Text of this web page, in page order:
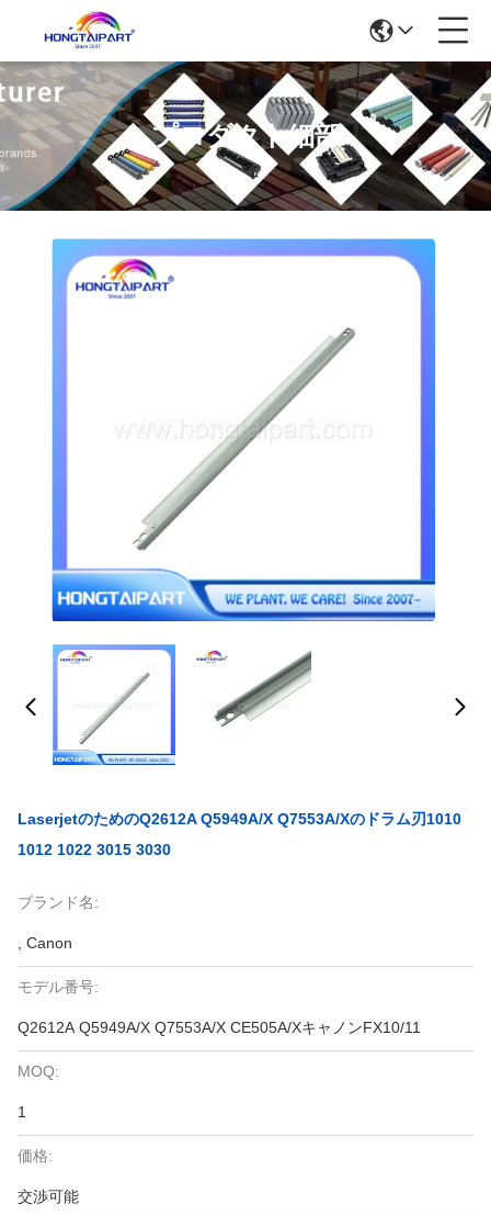
プロダクト細部
LaserjetのためのQ2612A Q5949A/X Q7553A/Xのドラム刃1010
1012 1022 3015 3030
ブランド名:
, Canon
モデル番号:
Q2612A Q5949A/X Q7553A/X CE505A/XキャノンFX10/11
MOQ:
1
価格:
交渉可能